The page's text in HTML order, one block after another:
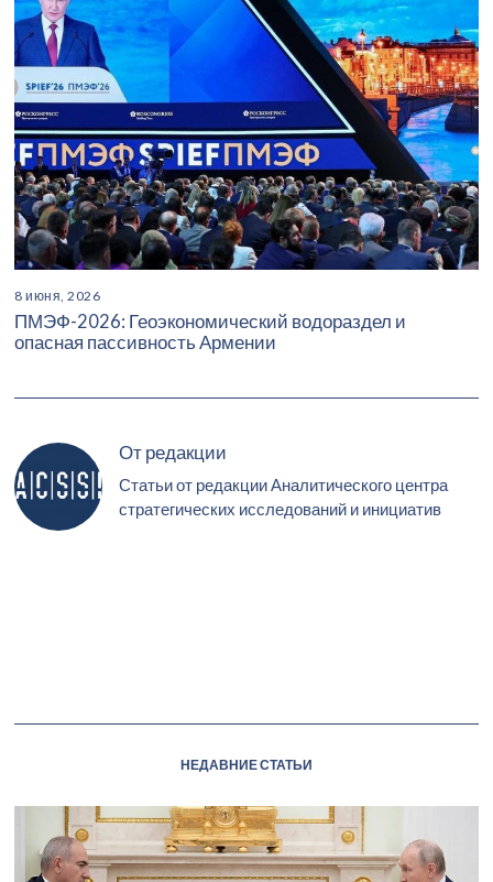
8 июня, 2026
ПМЭФ-2026: Геоэкономический водораздел и
опасная пассивность Армении
От редакции
Статьи от редакции Аналитического центра
стратегических исследований и инициатив
НЕДАВНИЕ СТАТЬИ